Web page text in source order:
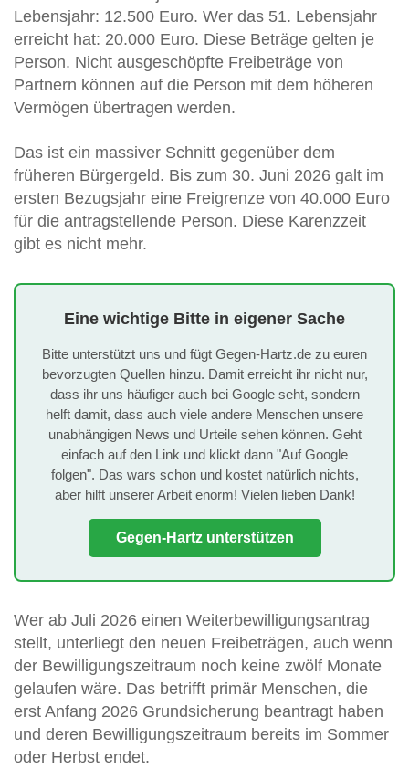
Lebensjahr: 12.500 Euro. Wer das 51. Lebensjahr
erreicht hat: 20.000 Euro. Diese Beträge gelten je
Person. Nicht ausgeschöpfte Freibeträge von
Partnern können auf die Person mit dem höheren
Vermögen übertragen werden.
Das ist ein massiver Schnitt gegenüber dem
früheren Bürgergeld. Bis zum 30. Juni 2026 galt im
ersten Bezugsjahr eine Freigrenze von 40.000 Euro
für die antragstellende Person. Diese Karenzzeit
gibt es nicht mehr.
Eine wichtige Bitte in eigener Sache
Bitte unterstützt uns und fügt Gegen-Hartz.de zu euren
bevorzugten Quellen hinzu. Damit erreicht ihr nicht nur,
dass ihr uns häufiger auch bei Google seht, sondern
helft damit, dass auch viele andere Menschen unsere
unabhängigen News und Urteile sehen können. Geht
einfach auf den Link und klickt dann "Auf Google
folgen". Das wars schon und kostet natürlich nichts,
aber hilft unserer Arbeit enorm! Vielen lieben Dank!
Gegen-Hartz unterstützen
Wer ab Juli 2026 einen Weiterbewilligungsantrag
stellt, unterliegt den neuen Freibeträgen, auch wenn
der Bewilligungszeitraum noch keine zwölf Monate
gelaufen wäre. Das betrifft primär Menschen, die
erst Anfang 2026 Grundsicherung beantragt haben
und deren Bewilligungszeitraum bereits im Sommer
oder Herbst endet.